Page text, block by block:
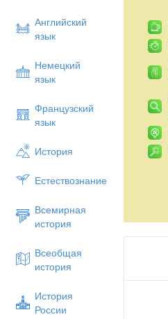
Английский
язык
Немецкий
язык
Французский
язык
История
Естествознание
Всемирная
история
Всеобщая
история
История
России